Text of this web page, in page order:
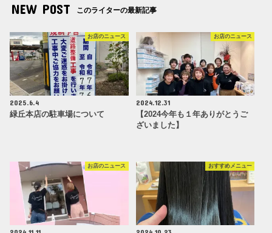
NEW POST このライターの最新記事
お店のニュース
2025.6.4
緑丘本店の駐車場について
お店のニュース
2024.12.31
【2024今年も１年ありがとうご
ざいました】
お店のニュース おすすめメニュー